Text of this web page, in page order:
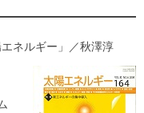
ネルギー」／秋澤淳